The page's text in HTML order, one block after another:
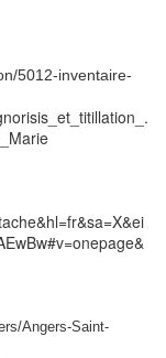
5012-inventaire-
Angers-Saint-